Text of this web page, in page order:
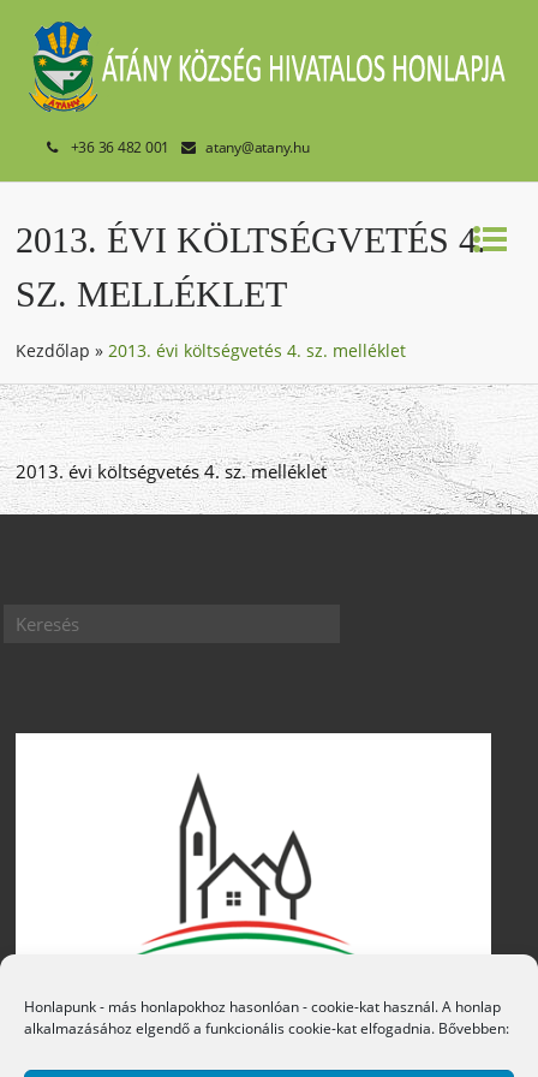
Honlapunk - más honlapokhoz hasonlóan - cookie-kat használ. A honlap
alkalmazásához elgendő a funkcionális cookie-kat elfogadnia. Bővebben:
+36 36 482 001 atany@atany.hu
2013. ÉVI KÖLTSÉGVETÉS 4.
SZ. MELLÉKLET
Kezdőlap »2013. évi költségvetés 4. sz. melléklet
2013. évi költségvetés 4. sz. melléklet